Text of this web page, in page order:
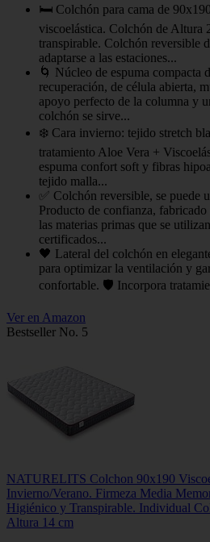
🛏️ Colchón para cama de
viscoelástica. Colchón de Altura
transpirable. Colchón reversible
adaptarse a las estaciones...
🌀 Núcleo de espuma compacta
recuperación, de célula abierta,
apoyo perfecto de la columna y
colchón se sirve...
❄️ Cara invierno: tejido stretch
tratamiento Aloe Vera +
espuma confort soft y fibras
tejido malla...
✅ Colchón reversible, se puede
Producto de confianza,
las materias primas que se
certificados...
🖤 Lateral del colchón en
para optimizar la ventilación y
confortable. 🛡️ Incorpora
Ver en Amazon
Bestseller No. 5
NATURELITS Colchon 90x190
Invierno/Verano. Firmeza Media
Higiénico y Transpirable. Individual
Altura 14 cm